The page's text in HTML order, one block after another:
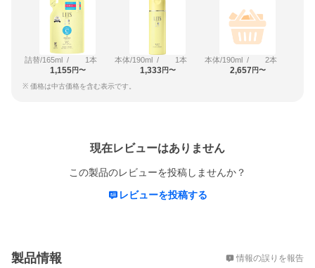
詰替/165ml / 1本
1,155円〜
本体/190ml / 1本
1,333円〜
本体/190ml / 2本
2,657円〜
※ 価格は中古価格を含む表示です。
現在レビューはありません
この製品のレビューを投稿しませんか？
レビューを投稿する
製品情報 情報の誤りを報告